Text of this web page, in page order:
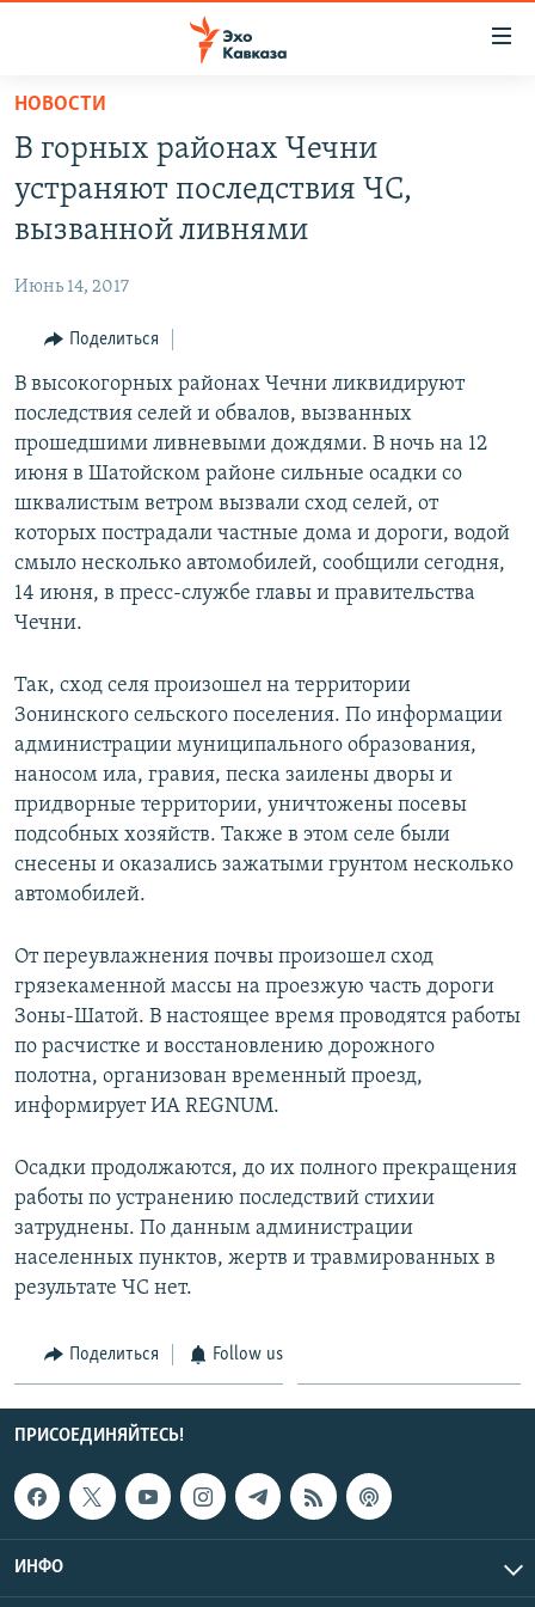
Вернуться
основному
содержанию
Вернутся
главной
Вернутся
поиску
ТБИЛИСИ
СУХУМИ
ВЕСЬ КАВКАЗ
СЕВЕРНЫЙ КАВКАЗ
АРМЕНИЯ
АЗЕРБАЙДЖАН
ТЕМЫ
ПОЛИТИКА
ЭКОНОМИКА
ОБЩЕСТВО
КУЛЬТУРА
СПОРТ
МИР
РУБРИКИ
НЕКРУГЛЫЙ СТОЛ
ГОСТЬ НЕДЕЛИ
ПОЗИЦИЯ
БЛОГИ
ГОЛОСА
МУЛЬТИМЕДИА
ВИДЕО
ФОТО
АУДИО
ПОДКАСТЫ
АРХИВ РАДИОПРОГРАММЫ
ПРИСОЕДИНЯЙТЕСЬ!
НОВОСТИ
В горных районах Чечни
устраняют последствия ЧС,
вызванной ливнями
Июнь 14, 2017
Поделиться
В высокогорных районах Чечни ликвидируют
последствия селей и обвалов, вызванных
прошедшими ливневыми дождями. В ночь на 12
июня в Шатойском районе сильные осадки со
шквалистым ветром вызвали сход селей, от
которых пострадали частные дома и дороги, водой
смыло несколько автомобилей, сообщили сегодня,
14 июня, в пресс-службе главы и правительства
Чечни.
Так, сход селя произошел на территории
Зонинского сельского поселения. По информации
администрации муниципального образования,
наносом ила, гравия, песка заилены дворы и
придворные территории, уничтожены посевы
подсобных хозяйств. Также в этом селе были
снесены и оказались зажатыми грунтом несколько
автомобилей.
От переувлажнения почвы произошел сход
грязекаменной массы на проезжую часть дороги
Зоны-Шатой. В настоящее время проводятся работы
по расчистке и восстановлению дорожного
полотна, организован временный проезд,
информирует ИА REGNUM.
Осадки продолжаются, до их полного прекращения
работы по устранению последствий стихии
затруднены. По данным администрации
населенных пунктов, жертв и травмированных в
результате ЧС нет.
Поделиться Follow us
ПРИСОЕДИНЯЙТЕСЬ!
ИНФО